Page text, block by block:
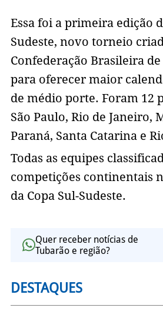
Essa foi a primeira edição
Sudeste, novo torneio
Confederação Brasileira
para oferecer maior
de médio porte. Foram 12
São Paulo, Rio de Janeiro,
Paraná, Santa Catarina e
Todas as equipes
competições continentais
da Copa Sul-Sudeste.
Quer receber notícias de
Tubarão e região?
DESTAQUES